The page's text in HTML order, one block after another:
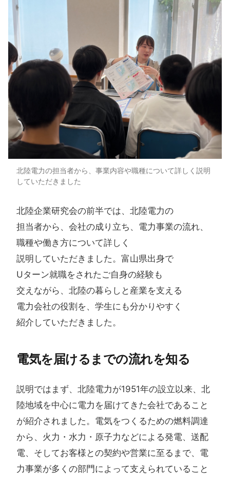
北陸電力の担当者から、事業内容や職種について詳しく説明
していただきました
北陸企業研究会の​前半では、​北陸電力の​
担当者から、​会社の​成り​立ち、​電力事業の​流れ、​
職種や​働き方に​ついて​詳しく​
説明していただきました。​富山県出身で​
Uターン就職を​された​ご自身の​経験も​
交えながら、​北陸の​暮らしと​産業を​支える​
電力会社の​役割を、​学生にも​分かりやすく​
紹介していただきました。​
電気を​届けるまでの​流れを​知る
説明ではまず、北陸電力が1951年の設立以来、北
陸地域を中心に電力を届けてきた会社であること
が紹介されました。電気をつくるための燃料調達
から、火力・水力・原子力などによる発電、送配
電、そしてお客様との契約や営業に至るまで、電
力事業が多くの部門によって支えられていること